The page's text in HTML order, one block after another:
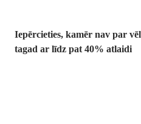
Iepērcieties, kamēr nav par
tagad ar līdz pat 40% atlaidi